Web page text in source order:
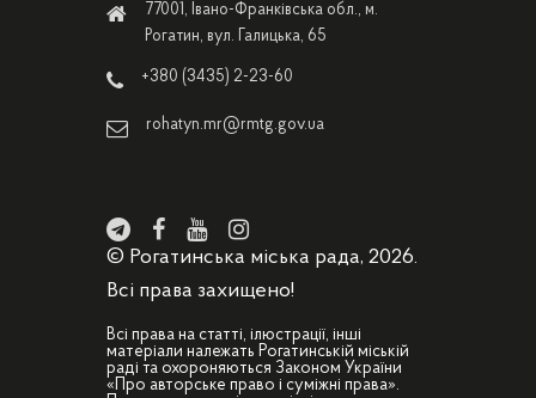
77001, Івано-Франківська обл., м.
Рогатин, вул. Галицька, 65
+380 (3435) 2-23-60
rohatyn.mr@rmtg.gov.ua
© Рогатинська міська рада, 2026.
Всі права захищено!
Всі права на статті, ілюстрації, інші
матеріали належать Рогатинській міській
раді та охороняються Законом України
«Про авторське право і суміжні права».